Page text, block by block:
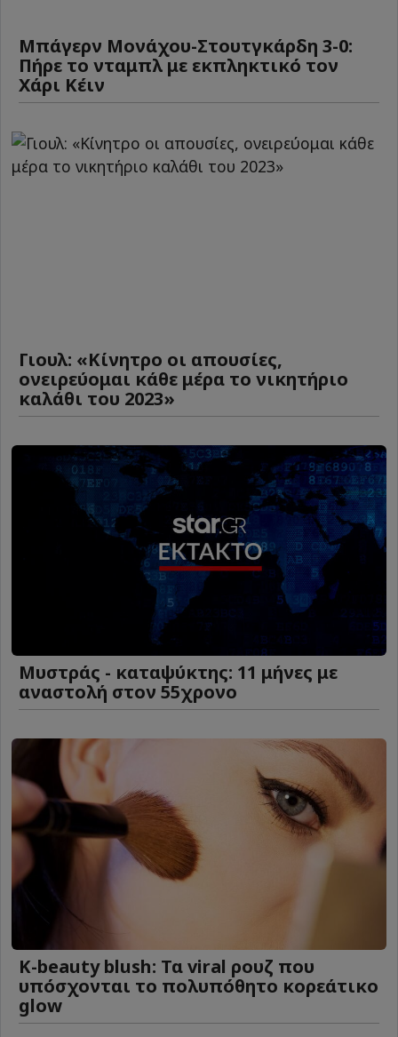
Μπάγερν Μονάχου-Στουτγκάρδη 3-0:
Πήρε το νταμπλ με εκπληκτικό τον
Χάρι Κέιν
Γιουλ: «Κίνητρο οι απουσίες,
ονειρεύομαι κάθε μέρα το νικητήριο
καλάθι του 2023»
Μυστράς - καταψύκτης: 11 μήνες με
αναστολή στον 55χρονο
K-beauty blush: Τα viral ρουζ που
υπόσχονται το πολυπόθητο κορεάτικο
glow